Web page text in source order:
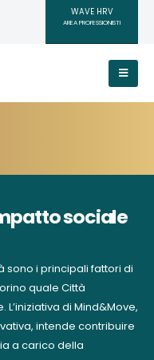
WAVE HRV
AREA PROFESSIONISTI
sociale
sono i principali fattori di
quale Città
di Mind&Move,
intende contribuire
a carico della